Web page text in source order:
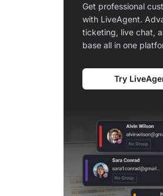
Get professional
with LiveAgent.
ticketing, live chat,
base all in one
Try